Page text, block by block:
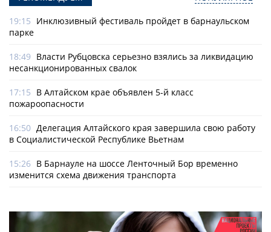
19:15 Инклюзивный фестиваль пройдет в барнаульском
парке
18:49 Власти Рубцовска серьезно взялись за ликвидацию
несанкционированных свалок
17:15 В Алтайском крае объявлен 5-й класс
пожароопасности
16:50 Делегация Алтайского края завершила свою работу
в Социалистической Республике Вьетнам
15:26 В Барнауле на шоссе Ленточный Бор временно
изменится схема движения транспорта